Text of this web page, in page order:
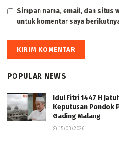
Simpan nama, email, dan situs
untuk komentar saya
POPULAR NEWS
Idul Fitri 1447 H
Keputusan Pondok
Gading Malang
15/03/2026